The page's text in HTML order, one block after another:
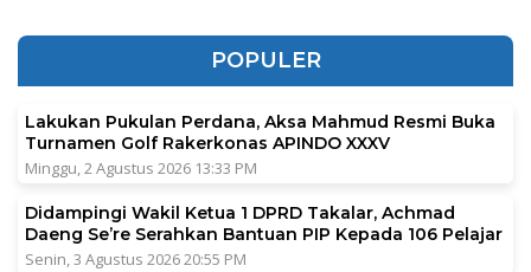
POPULER
Lakukan Pukulan Perdana, Aksa Mahmud Resmi Buka
Turnamen Golf Rakerkonas APINDO XXXV
Minggu, 2 Agustus 2026 13:33 PM
Didampingi Wakil Ketua 1 DPRD Takalar, Achmad
Daeng Se’re Serahkan Bantuan PIP Kepada 106 Pelajar
Senin, 3 Agustus 2026 20:55 PM